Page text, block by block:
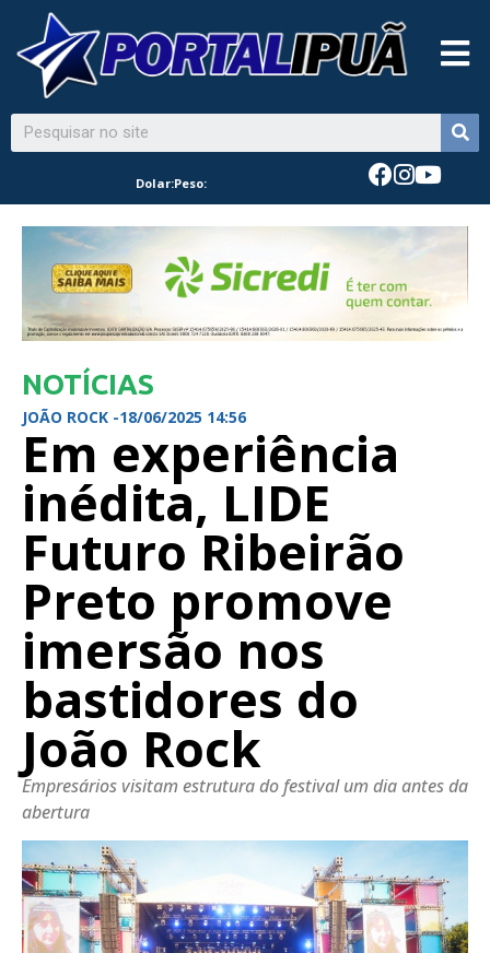
Dolar:Peso:
NOTÍCIAS
JOÃO ROCK -18/06/2025 14:56
Em experiência
inédita, LIDE
Futuro Ribeirão
Preto promove
imersão nos
bastidores do
João Rock
Empresários visitam estrutura do festival um dia antes da
abertura